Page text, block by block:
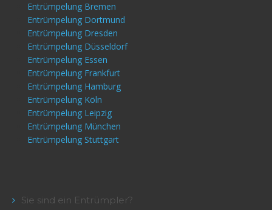
Entrümpelung Bremen
Entrümpelung Dortmund
Entrümpelung Dresden
Entrümpelung Düsseldorf
Entrümpelung Essen
Entrümpelung Frankfurt
Entrümpelung Hamburg
Entrümpelung Köln
Entrümpelung Leipzig
Entrümpelung München
Entrümpelung Stuttgart
Sie sind ein Entrümpler?